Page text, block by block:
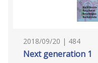
2018/09/20 | 484
Next generation 1